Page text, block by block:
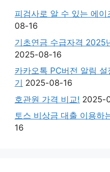
피검사로 알 수 있는 에이
08-16
기초연금 수급자격 2025
2025-08-16
카카오톡 PC버전 알림
기 2025-08-16
호관원 가격 비교! 2025-
토스 비상금 대출 이용하
16